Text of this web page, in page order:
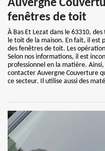
Auvergne
fenêtres de toit
À Bas Et Lezat dans le 63310,
le toit de la maison. En fait, il est
des fenêtres de toit. Les
Selon nos informations, il est
professionnel en la matière.
contacter Auvergne Couverture
ce secteur. Il utilise aussi des